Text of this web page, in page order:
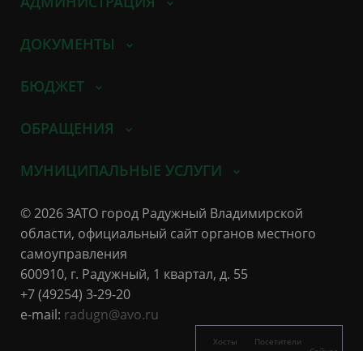
ДОКУМЕНТЫ
БЮДЖЕТ
ОБРАЩЕНИЯ
МУНИЦИПАЛЬНЫЕ УСЛУГИ
© 2026 ЗАТО город Радужный Владимирской
области, официальный сайт органов местного
самоуправления
600910, г. Радужный, 1 квартал, д. 55
+7 (49254) 3-29-20
e-mail: radugn@avo.ru
Хосты
Посетители